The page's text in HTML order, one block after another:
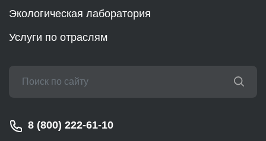
Экологическая лаборатория
Услуги по отраслям
8 (800) 222-61-10